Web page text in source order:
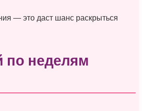
— это даст шанс раскрыться
по неделям